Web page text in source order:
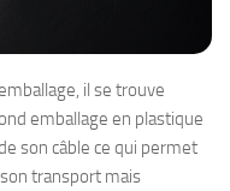
il se trouve
emballage en plastique
son câble ce qui permet
transport mais